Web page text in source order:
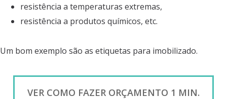
resistência a temperaturas extremas,
resistência a produtos químicos, etc.
Um bom exemplo são as etiquetas para imobilizado.
VER COMO FAZER ORÇAMENTO 1 MIN.